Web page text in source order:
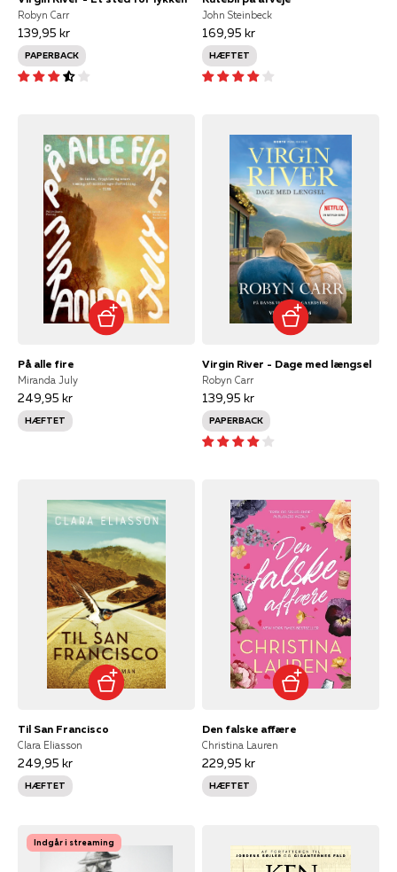
Robyn Carr
139,95 kr
PAPERBACK
John Steinbeck
169,95 kr
HÆFTET
På alle fire
Miranda July
249,95 kr
HÆFTET
Virgin River - Dage med længsel
Robyn Carr
139,95 kr
PAPERBACK
Til San Francisco
Clara Eliasson
249,95 kr
HÆFTET
Den falske affære
Christina Lauren
229,95 kr
HÆFTET
Indgår i streaming